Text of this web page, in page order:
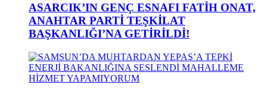
ASARCIK’IN GENÇ ESNAFI FATİH ONAT,
ANAHTAR PARTİ TEŞKİLAT
BAŞKANLIĞI’NA GETİRİLDİ!